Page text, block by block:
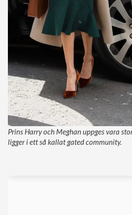
Prins Harry och Meghan uppges vara
ligger i ett så kallat gated community.